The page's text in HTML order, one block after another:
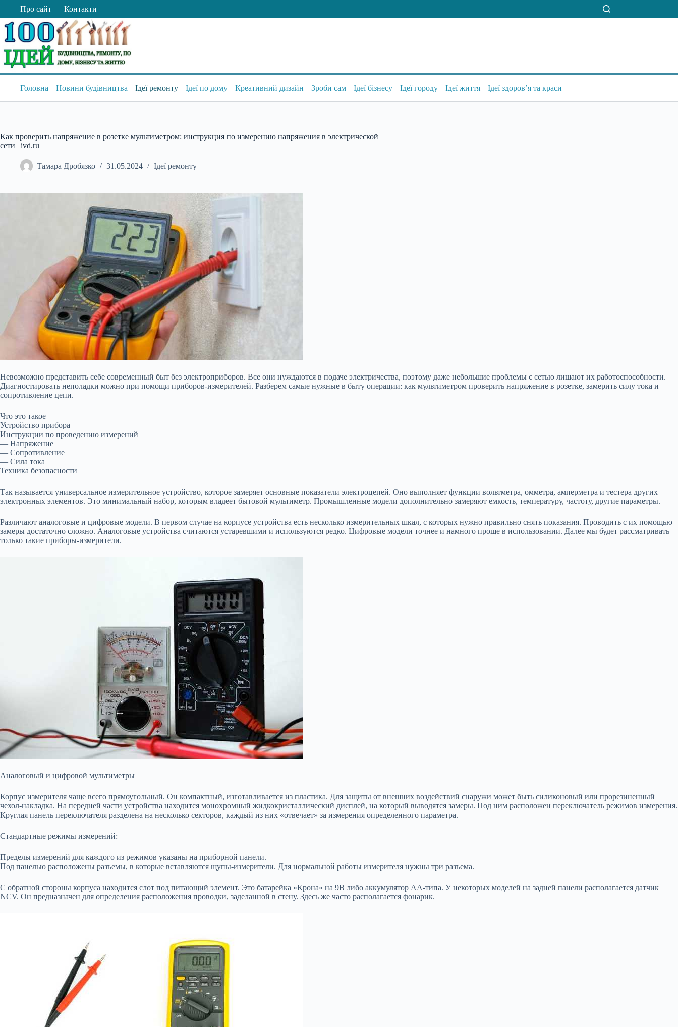
вмісту
Про сайт Контакти
Головна Новини будівництва Ідеї ремонту Ідеї по дому Креативний дизайн Зроби сам Ідеї бізнесу Ідеї городу Ідеї життя Ідеї здоров’я та краси
Как проверить напряжение в розетке мультиметром: инструкция по измерению напряжения в электрической
сети | ivd.ru
Тамара Дробязко 31.05.2024 Ідеї ремонту
Невозможно представить себе современный быт без электроприборов. Все они нуждаются в подаче электричества, поэтому даже небольшие проблемы с сетью лишают их работоспособности.
Диагностировать неполадки можно при помощи приборов-измерителей. Разберем самые нужные в быту операции: как мультиметром проверить напряжение в розетке, замерить силу тока и
сопротивление цепи.
Что это такое
Устройство прибора
Инструкции по проведению измерений
— Напряжение
— Сопротивление
— Сила тока
Техника безопасности
Так называется универсальное измерительное устройство, которое замеряет основные показатели электроцепей. Оно выполняет функции вольтметра, омметра, амперметра и тестера других
электронных элементов. Это минимальный набор, которым владеет бытовой мультиметр. Промышленные модели дополнительно замеряют емкость, температуру, частоту, другие параметры.
Различают аналоговые и цифровые модели. В первом случае на корпусе устройства есть несколько измерительных шкал, с которых нужно правильно снять показания. Проводить с их помощью
замеры достаточно сложно. Аналоговые устройства считаются устаревшими и используются редко. Цифровые модели точнее и намного проще в использовании. Далее мы будет рассматривать
только такие приборы-измерители.
Аналоговый и цифровой мультиметры
Корпус измерителя чаще всего прямоугольный. Он компактный, изготавливается из пластика. Для защиты от внешних воздействий снаружи может быть силиконовый или прорезиненный
чехол-накладка. На передней части устройства находится монохромный жидкокристаллический дисплей, на который выводятся замеры. Под ним расположен переключатель режимов измерения.
Круглая панель переключателя разделена на несколько секторов, каждый из них «отвечает» за измерения определенного параметра.
Стандартные режимы измерений:
Пределы измерений для каждого из режимов указаны на приборной панели.
Под панелью расположены разъемы, в которые вставляются щупы-измерители. Для нормальной работы измерителя нужны три разъема.
С обратной стороны корпуса находится слот под питающий элемент. Это батарейка «Крона» на 9В либо аккумулятор АА-типа. У некоторых моделей на задней панели располагается датчик
NCV. Он предназначен для определения расположения проводки, заделанной в стену. Здесь же часто располагается фонарик.